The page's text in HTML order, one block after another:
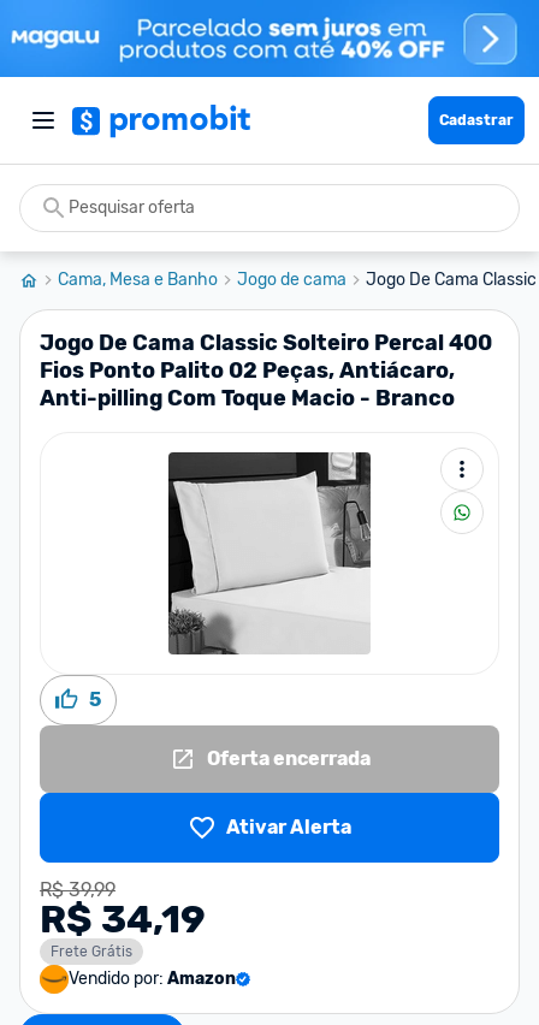
Cadastrar
Cama, Mesa e Banho Jogo de cama Jogo De Cama
Jogo De Cama Classic Solteiro Percal 400
Fios Ponto Palito 02 Peças, Antiácaro,
Anti-pilling Com Toque Macio - Branco
5
Oferta encerrada
Ativar Alerta
R$ 39,99
R$ 34,19
Frete Grátis
Vendido por: Amazon